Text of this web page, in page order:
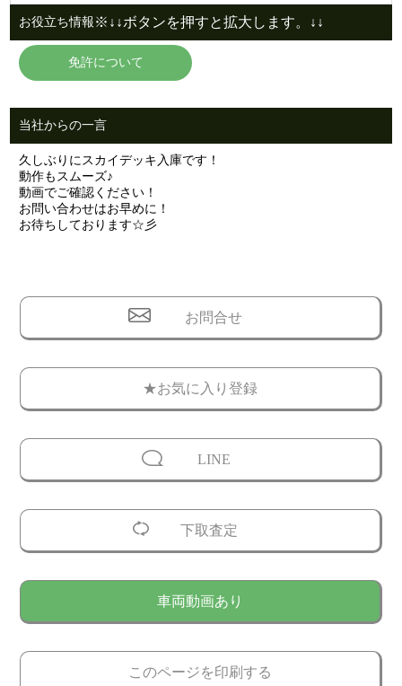
お役立ち情報 ※↓↓ボタンを押すと拡大します。↓↓
免許について
当社からの一言
久しぶりにスカイデッキ入庫です！
動作もスムーズ♪
動画でご確認ください！
お問い合わせはお早めに！
お待ちしております☆彡
お問合せ
★お気に入り登録
LINE
下取査定
車両動画あり
このページを印刷する